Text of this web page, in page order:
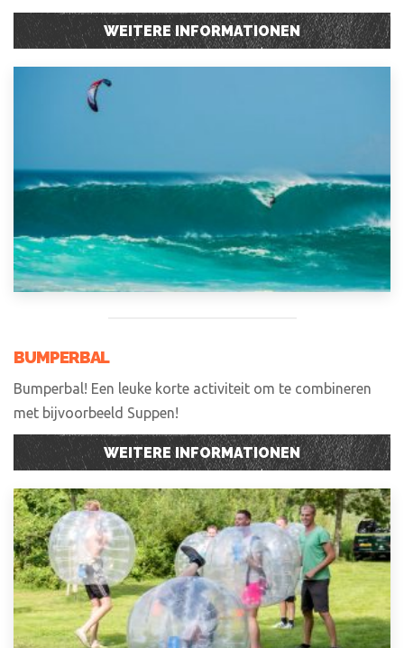
WEITERE INFORMATIONEN
BUMPERBAL
Bumperbal! Een leuke korte activiteit om te combineren
met bijvoorbeeld Suppen!
WEITERE INFORMATIONEN